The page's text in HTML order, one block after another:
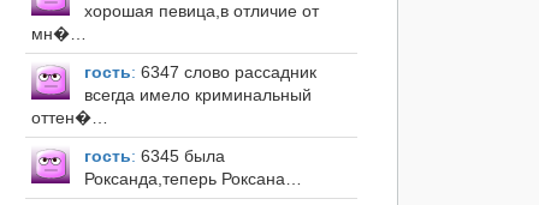
хорошая певица,в отличие от
мн�…
гость: 6347 слово рассадник
всегда имело криминальный
оттен�…
гость: 6345 была
Роксанда,теперь Роксана…